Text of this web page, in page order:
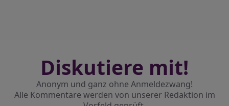
Diskutiere mit!
Anonym und ganz ohne Anmeldezwang!
Alle Kommentare werden von unserer Redaktion im